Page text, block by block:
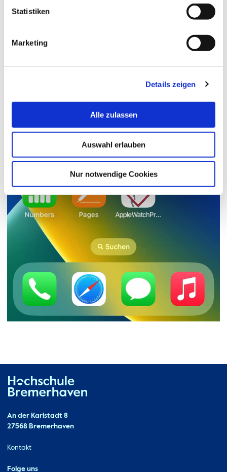
Statistiken
Marketing
Details zeigen
Alle zulassen
Auswahl erlauben
Nur notwendige Cookies
Play
Video
Kontakt
An der Karlstadt 8
27568 Bremerhaven
Ressourcen
Kontakt
Folge uns